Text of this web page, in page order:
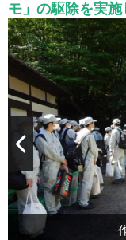
モ」の駆除を実施
作業前の現